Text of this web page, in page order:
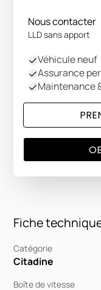
Fiche
Catégorie
Citadine
Boîte de vitesse
Nous contacter
LLD sans apport
Véhicule neuf
Assurance
Maintenance